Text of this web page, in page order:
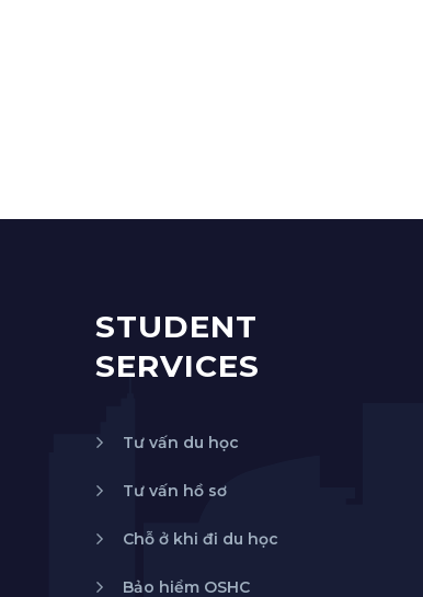
STUDENT
SERVICES
Tư vấn du học
Tư vấn hồ sơ
Chỗ ở khi đi du học
Bảo hiểm OSHC